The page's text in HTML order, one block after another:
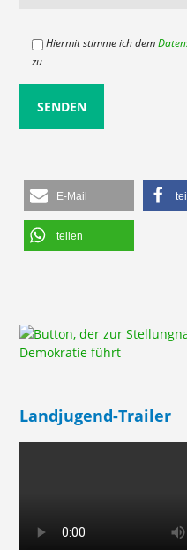
Hiermit stimme ich dem
zu
E-Mail
teilen
Landjugend-Trailer